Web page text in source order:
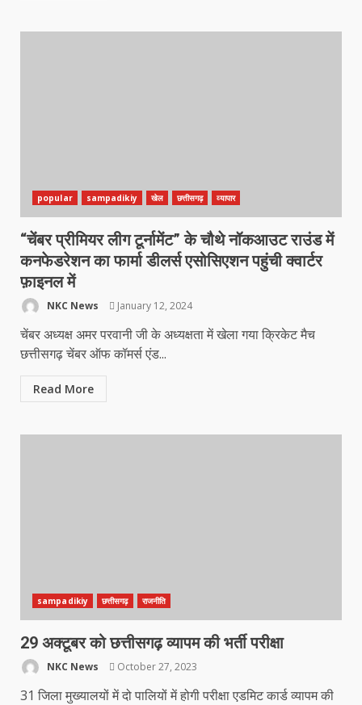
popular sampadikiy खेल छत्तीसगढ़ व्यापार
“चेंबर प्रीमियर लीग टूर्नामेंट” के चौथे नॉकआउट राउंड में
कनफेडरेशन का फार्मा डीलर्स एसोसिएशन पहुंची क्वार्टर
फ़ाइनल में
NKC News January 12, 2024
चेंबर अध्यक्ष अमर परवानी जी के अध्यक्षता में खेला गया क्रिकेट मैच
छत्तीसगढ़ चेंबर ऑफ कॉमर्स एंड...
Read More
sampadikiy छत्तीसगढ़ राजनीति
29 अक्टूबर को छत्तीसगढ़ व्यापम की भर्ती परीक्षा
NKC News October 27, 2023
31 जिला मुख्यालयों में दो पालियों में होगी परीक्षा एडमिट कार्ड व्यापम की